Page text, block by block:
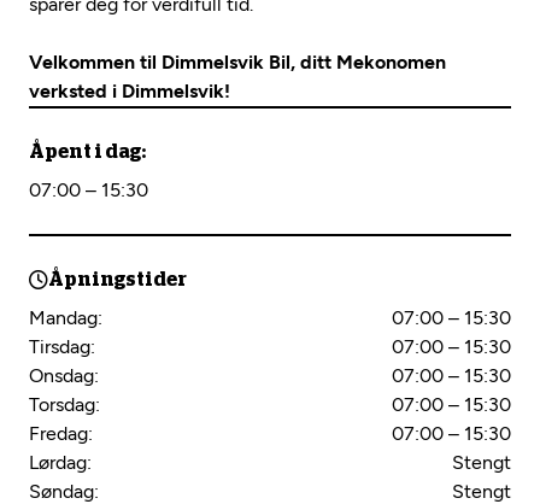
Velkommen til Dimmelsvik Bil, ditt Mekonomen
verksted i Dimmelsvik!
Åpent i dag:
07:00 – 15:30
Åpningstider
Mandag:
07:00 – 15:30
Tirsdag:
07:00 – 15:30
Onsdag:
07:00 – 15:30
Torsdag:
07:00 – 15:30
Fredag:
07:00 – 15:30
Lørdag:
Stengt
Søndag:
Stengt